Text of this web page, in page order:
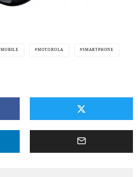
MOBILE MOTOROLA SMARTPHONE